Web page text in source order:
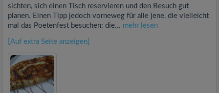
sichten, sich einen Tisch reservieren und den Besuch gut
planen. Einen Tipp jedoch vorneweg für alle jene, die vielleicht
mal das Poetenfest besuchen: die... mehr lesen
[Auf extra Seite anzeigen]